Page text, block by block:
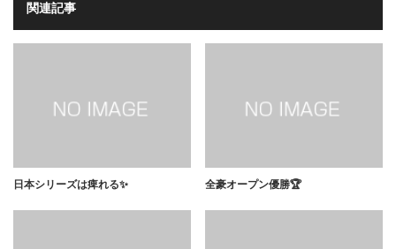
関連記事
日本シリーズは痺れる✨ 全豪オープン優勝🏆